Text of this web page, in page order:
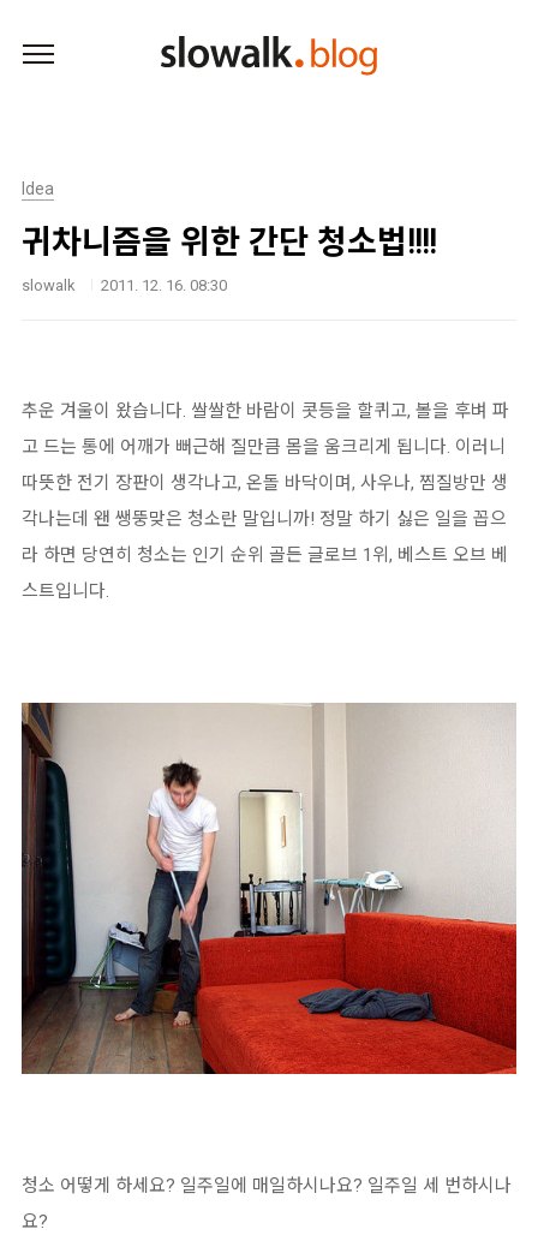
Idea
귀차니즘을 위한 간단 청소법!!!!
slowalk 2011. 12. 16. 08:30
추운 겨울이 왔습니다. 쌀쌀한 바람이 콧등을 할퀴고, 볼을 후벼 파
고 드는 통에 어깨가 뻐근해 질만큼 몸을 움크리게 됩니다. 이러니
따뜻한 전기 장판이 생각나고, 온돌 바닥이며, 사우나, 찜질방만 생
각나는데 왠 쌩뚱맞은 청소란 말입니까! 정말 하기 싫은 일을 꼽으
라 하면 당연히 청소는 인기 순위 골든 글로브 1위, 베스트 오브 베
스트입니다.
청소 어떻게 하세요? 일주일에 매일하시나요? 일주일 세 번하시나
요?